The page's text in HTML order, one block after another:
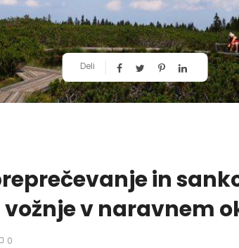
Deli
in
v naravnem
0